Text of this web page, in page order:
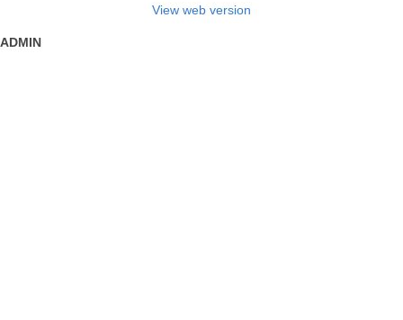
View web version
ADMIN